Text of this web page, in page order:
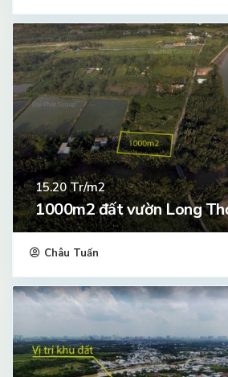
15.20Tr/m2
1000m2 đất vườn Long
Châu Tuấn